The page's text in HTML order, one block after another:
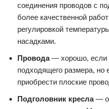
соединения проводов с
более качественной
регулировкой
насадками.
Провода— хорошо, если
подходящего размера, но
приобрести плоские
Подголовник кресла—